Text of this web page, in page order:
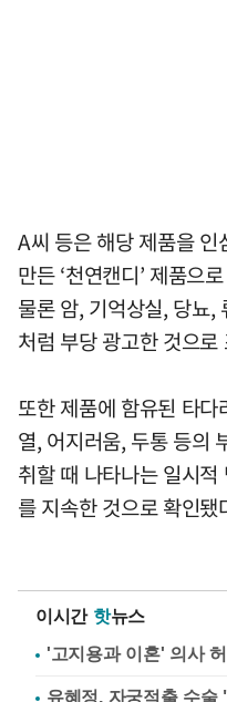
A씨 등은 해당 제품을
만든 ‘천연캔디’ 제품으
물론 암, 기억상실, 당뇨,
처럼 부당 광고한 것으로
또한 제품에 함유된 타
열, 어지러움, 두통 등의
취할 때 나타나는 일시
를 지속한 것으로 확인됐
이시간 핫뉴스
'고지용과 이혼' 의사
유혜정, 자궁적출 수